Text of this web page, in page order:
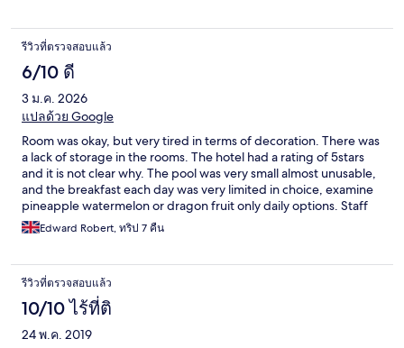
รีวิวที่ตรวจสอบแล้ว
6/10 ดี
3 ม.ค. 2026
แปลด้วย Google
Room was okay, but very tired in terms of decoration. There was
a lack of storage in the rooms. The hotel had a rating of 5stars
and it is not clear why. The pool was very small almost unusable,
and the breakfast each day was very limited in choice, examine
pineapple watermelon or dragon fruit only daily options. Staff
were very helpful although English extremely limited.
Edward Robert, ทริป 7 คืน
รีวิวที่ตรวจสอบแล้ว
10/10 ไร้ที่ติ
24 พ.ค. 2019